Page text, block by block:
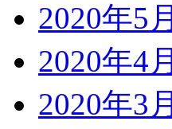
2020年5月
2020年4月
2020年3月